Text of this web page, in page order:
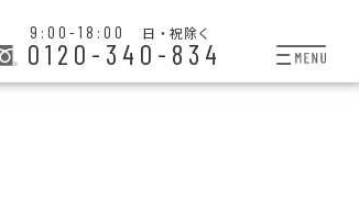
9:00-18:00 日・祝除く
0120-340-834